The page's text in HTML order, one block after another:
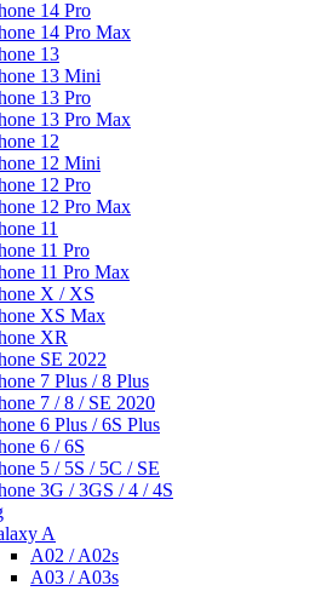
14 Pro
14 Pro Max
13
13 Mini
13 Pro
13 Pro Max
12
12 Mini
12 Pro
12 Pro Max
11
11 Pro
11 Pro Max
X / XS
XS Max
XR
SE 2022
7 Plus / 8 Plus
7 / 8 / SE 2020
6 Plus / 6S Plus
6 / 6S
5 / 5S / 5C / SE
3G / 3GS / 4 / 4S
A
A02 / A02s
A03 / A03s